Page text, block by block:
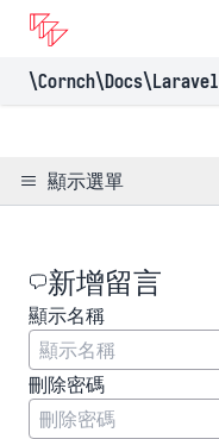
\Cornch\Docs\Laravel
顯示選單
新增留言
顯示名稱
（必填）
刪除密碼